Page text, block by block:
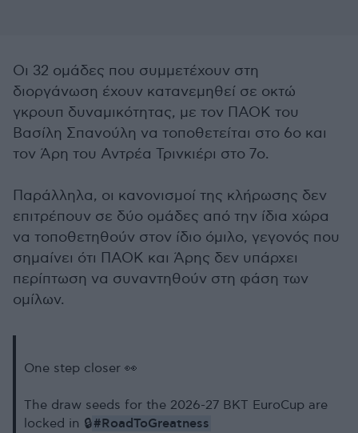
Οι 32 ομάδες που συμμετέχουν στη
διοργάνωση έχουν κατανεμηθεί σε οκτώ
γκρουπ δυναμικότητας, με τον ΠΑΟΚ του
Βασίλη Σπανούλη να τοποθετείται στο 6ο και
τον Άρη του Αντρέα Τρινκιέρι στο 7ο.
Παράλληλα, οι κανονισμοί της κλήρωσης δεν
επιτρέπουν σε δύο ομάδες από την ίδια χώρα
να τοποθετηθούν στον ίδιο όμιλο, γεγονός που
σημαίνει ότι ΠΑΟΚ και Άρης δεν υπάρχει
περίπτωση να συναντηθούν στη φάση των
ομίλων.
One step closer 👀
The draw seeds for the 2026-27 BKT EuroCup are
locked in 🔒#RoadToGreatness